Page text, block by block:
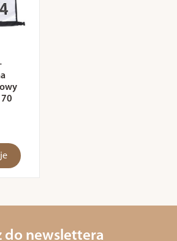
do newslettera